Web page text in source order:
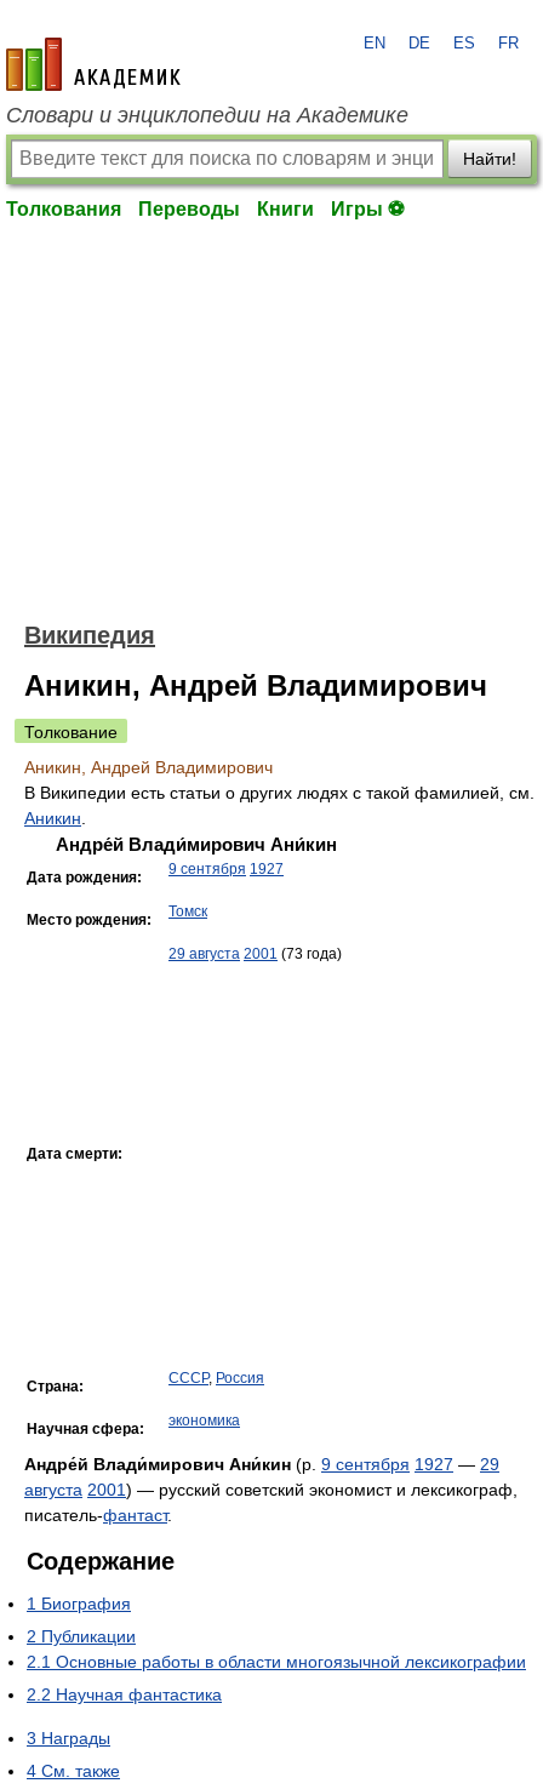
academic.ru
EN DE ES FR
Словари и энциклопедии на Академике
Найти!
Толкования Переводы Книги Игры ⚽
Википедия
Аникин, Андрей Владимирович
Толкование
Аникин, Андрей Владимирович
В Википедии есть статьи о других людях с такой фамилией, см.
Аникин
Андре́й Влади́мирович Ани́кин
Дата рождения: 9 сентября 1927
Место рождения: Томск
Дата смерти:
29 августа 2001 (73 года)
Страна: СССР, Россия
Научная сфера: экономика
Андре́й Влади́мирович Ани́кин (р. 9 сентября 1927 — 29
августа 2001) — русский советский экономист и лексикограф,
писатель-фантаст.
Содержание
1 Биография
2 Публикации
2.1 Основные работы в области многоязычной лексикографии
2.2 Научная фантастика
3 Награды
4 См. также